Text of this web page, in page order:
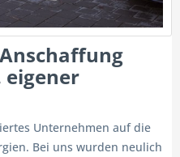
eigener
Unternehmen auf die
Bei uns wurden neulich